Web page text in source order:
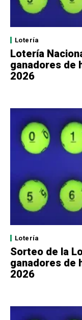
Lotería
Lotería
ganadores de
2026
Lotería
Sorteo de la
ganadores de
2026